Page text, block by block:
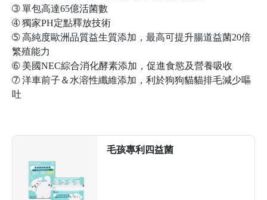
➂單包高達65億活菌數
➃獨家PH定點釋放技術
➄高純度歐洲品質益生質添加，最高可提升腸道益菌20倍
繁殖能力
➅ 美國NEC綜合消化酵素添加，促進食慾及營養吸收
➆洋車前子＆水溶性纖維添加，利於狗狗貓貓排毛減少嘔
吐
毛孩專利四益菌